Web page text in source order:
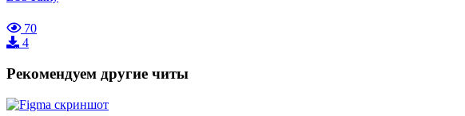
70
4
Рекомендуем другие читы